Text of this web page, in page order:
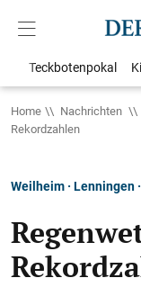
Teckbotenpokal
Home Nachrichten
Rekordzahlen
Weilheim · Lenningen